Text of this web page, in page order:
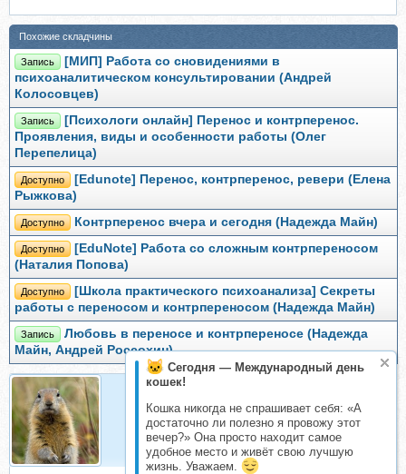
Сегодня — Международный день
кошек!
Кошка никогда не спрашивает себя: «А
достаточно ли полезно я провожу этот
вечер?» Она просто находит самое
удобное место и живёт свою лучшую
жизнь. Уважаем.
Похожие складчины
Запись
[МИП] Работа со сновидениями в
психоаналитическом консультировании (Андрей
Колосовцев)
Запись
[Психологи онлайн] Перенос и контрперенос.
Проявления, виды и особенности работы (Олег
Перепелица)
Доступно
[Еdunote] Перенос, контрперенос, ревери (Елена
Рыжкова)
Доступно Контрперенос вчера и сегодня (Надежда Майн)
Доступно
[EduNote] Работа со сложным контрпереносом
(Наталия Попова)
Доступно
[Школа практического психоанализа] Секреты
работы с переносом и контрпереносом (Надежда Майн)
Запись
Любовь в переносе и контрпереносе (Надежда
Майн, Андрей Россохин)
Евражкa
Организатор складчин